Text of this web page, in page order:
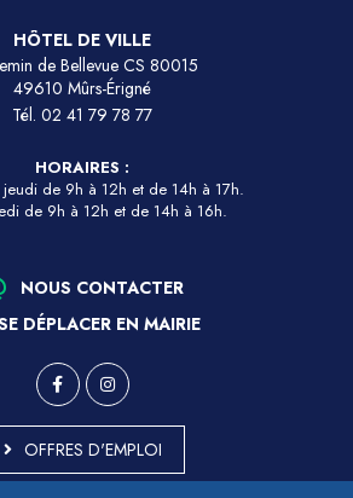
HÔTEL DE VILLE
de Bellevue CS 80015
49610 Mûrs-Érigné
Tél. 02 41 79 78 77
HORAIRES :
de 9h à 12h et de 14h à 17h.
de 9h à 12h et de 14h à 16h.
NOUS CONTACTER
DÉPLACER EN MAIRIE
OFFRES D'EMPLOI